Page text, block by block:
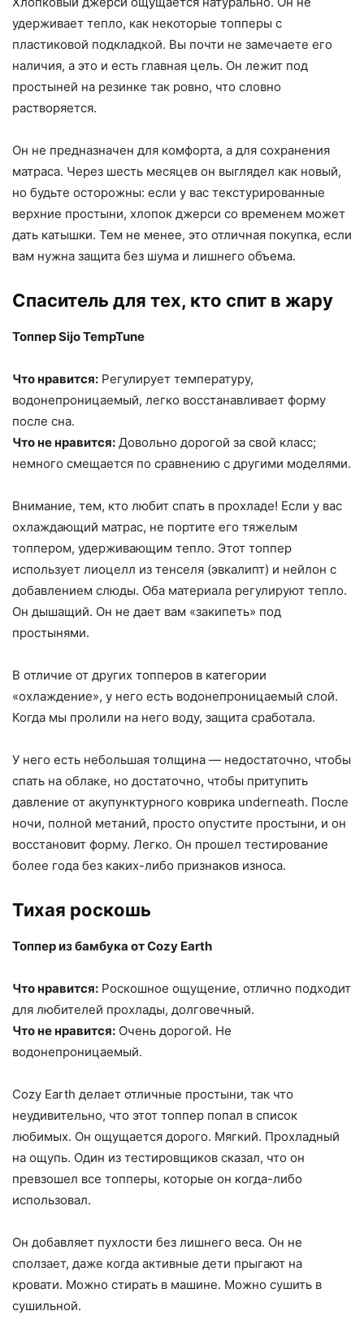
удерживает тепло, как некоторые топперы с
пластиковой подкладкой. Вы почти не замечаете его
наличия, а это и есть главная цель. Он лежит под
простыней на резинке так ровно, что словно
растворяется.
Он не предназначен для комфорта, а для сохранения
матраса. Через шесть месяцев он выглядел как новый,
но будьте осторожны: если у вас текстурированные
верхние простыни, хлопок джерси со временем может
дать катышки. Тем не менее, это отличная покупка, если
вам нужна защита без шума и лишнего объема.
Спаситель для тех, кто спит в жару
Топпер Sijo TempTune
Что нравится: Регулирует температуру,
водонепроницаемый, легко восстанавливает форму
после сна.
Что не нравится: Довольно дорогой за свой класс;
немного смещается по сравнению с другими моделями.
Внимание, тем, кто любит спать в прохладе! Если у вас
охлаждающий матрас, не портите его тяжелым
топпером, удерживающим тепло. Этот топпер
использует лиоцелл из тенселя (эвкалипт) и нейлон с
добавлением слюды. Оба материала регулируют тепло.
Он дышащий. Он не дает вам «закипеть» под
простынями.
В отличие от других топперов в категории
«охлаждение», у него есть водонепроницаемый слой.
Когда мы пролили на него воду, защита сработала.
У него есть небольшая толщина — недостаточно, чтобы
спать на облаке, но достаточно, чтобы притупить
давление от акупунктурного коврика underneath. После
ночи, полной метаний, просто опустите простыни, и он
восстановит форму. Легко. Он прошел тестирование
более года без каких-либо признаков износа.
Тихая роскошь
Топпер из бамбука от Cozy Earth
Что нравится: Роскошное ощущение, отлично подходит
для любителей прохлады, долговечный.
Что не нравится: Очень дорогой. Не
водонепроницаемый.
Cozy Earth делает отличные простыни, так что
неудивительно, что этот топпер попал в список
любимых. Он ощущается дорого. Мягкий. Прохладный
на ощупь. Один из тестировщиков сказал, что он
превзошел все топперы, которые он когда-либо
использовал.
Он добавляет пухлости без лишнего веса. Он не
сползает, даже когда активные дети прыгают на
кровати. Можно стирать в машине. Можно сушить в
сушильной.